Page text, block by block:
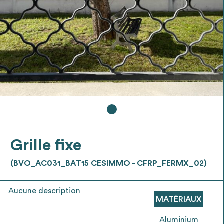
4
Ajouter les matériaux intéressants à "ma
liste"
Transmettre sa liste de manifestation
d'intérêt pour les matériaux
sélectionnés
Exporter sa liste et ses fiches produits
Être recontacté afin d’obtenir plus de
stratégies de récupérations
Grille fixe
(BVO_AC031_BAT15 CESIMMO - CFRP_FERMX_02)
Aucune description
MATÉRIAUX
Aluminium